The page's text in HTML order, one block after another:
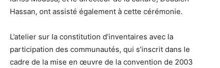
Hassan, ont assisté également à cette cérémonie.
L’atelier sur la constitution d’inventaires avec la
participation des communautés, qui s’inscrit dans le
cadre de la mise en œuvre de la convention de 2003